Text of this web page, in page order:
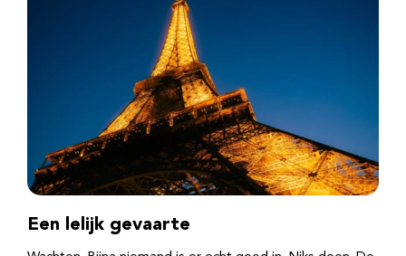
Een lelijk gevaarte